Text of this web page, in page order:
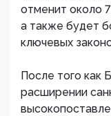
отменит около
а также будет
ключевых
После того как
расширении